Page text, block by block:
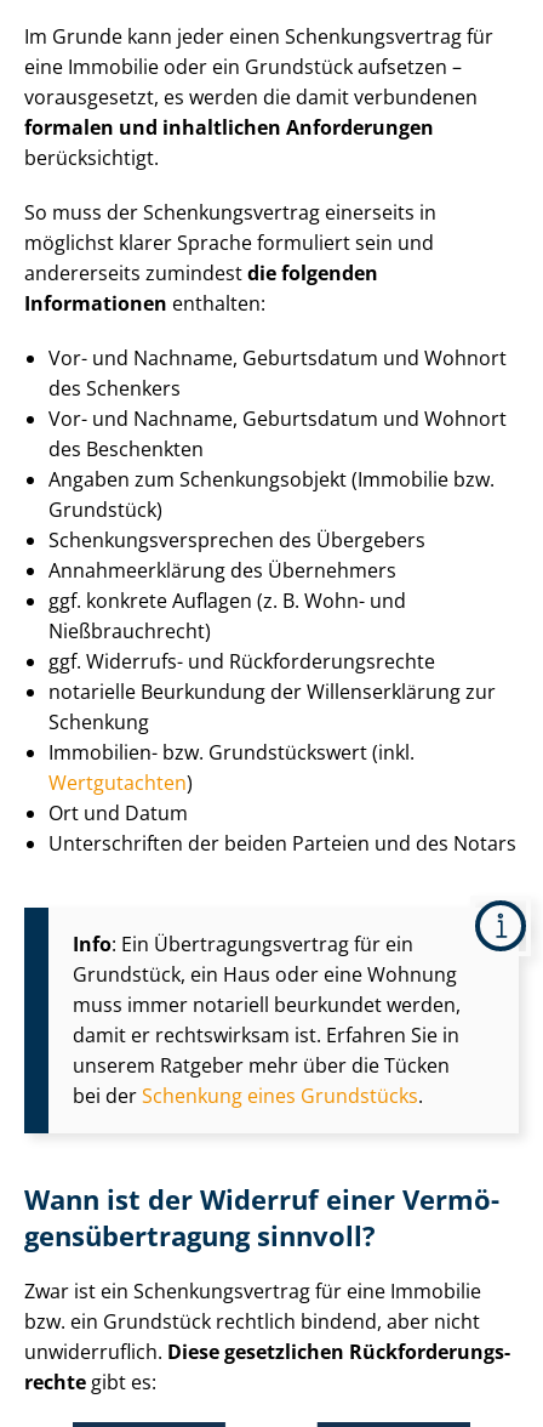
Im Grunde kann jeder einen Schen­kungs­ver­trag für
eine Immobilie oder ein Grundstück aufsetzen –
vorausgesetzt, es werden die damit verbundenen
formalen und inhaltlichen Anforderungen
berücksichtigt.
So muss der Schen­kungs­ver­trag einerseits in
möglichst klarer Sprache formuliert sein und
andererseits zumindestdie folgenden
Informationen enthalten:
Vor- und Nachname, Geburtsdatum und Wohnort
des Schenkers
Vor- und Nachname, Geburtsdatum und Wohnort
des Beschenkten
Angaben zum Schen­kungs­ob­jekt (Immobilie bzw.
Grundstück)
Schen­kungs­ver­spre­chen des Übergebers
An­nah­me­er­klä­rung des Übernehmers
ggf. konkrete Auflagen (z. B. Wohn- und
Nießbrauchrecht)
ggf. Widerrufs- und Rück­for­de­rungs­rech­te
notarielle Beurkundung der Wil­lens­er­klä­rung zur
Schenkung
Immobilien- bzw. Grundstückswert (inkl.
Wertgutachten)
Ort und Datum
Unterschriften der beiden Parteien und des Notars
Info: Ein Über­tra­gungs­ver­trag für ein
Grundstück, ein Haus oder eine Wohnung
muss immer notariell beurkundet werden,
damit er rechtswirksam ist. Erfahren Sie in
unserem Ratgeber mehr über die Tücken
bei derSchenkung eines Grundstücks.
Wann ist der Widerruf einer Ver­mö­
gens­über­tra­gung sinnvoll?
Zwar ist ein Schen­kungs­ver­trag für eine Immobilie
bzw. ein Grundstück rechtlich bindend, aber nicht
unwiderruflich. Diese gesetzlichen Rück­for­de­rungs­
rech­te gibt es: